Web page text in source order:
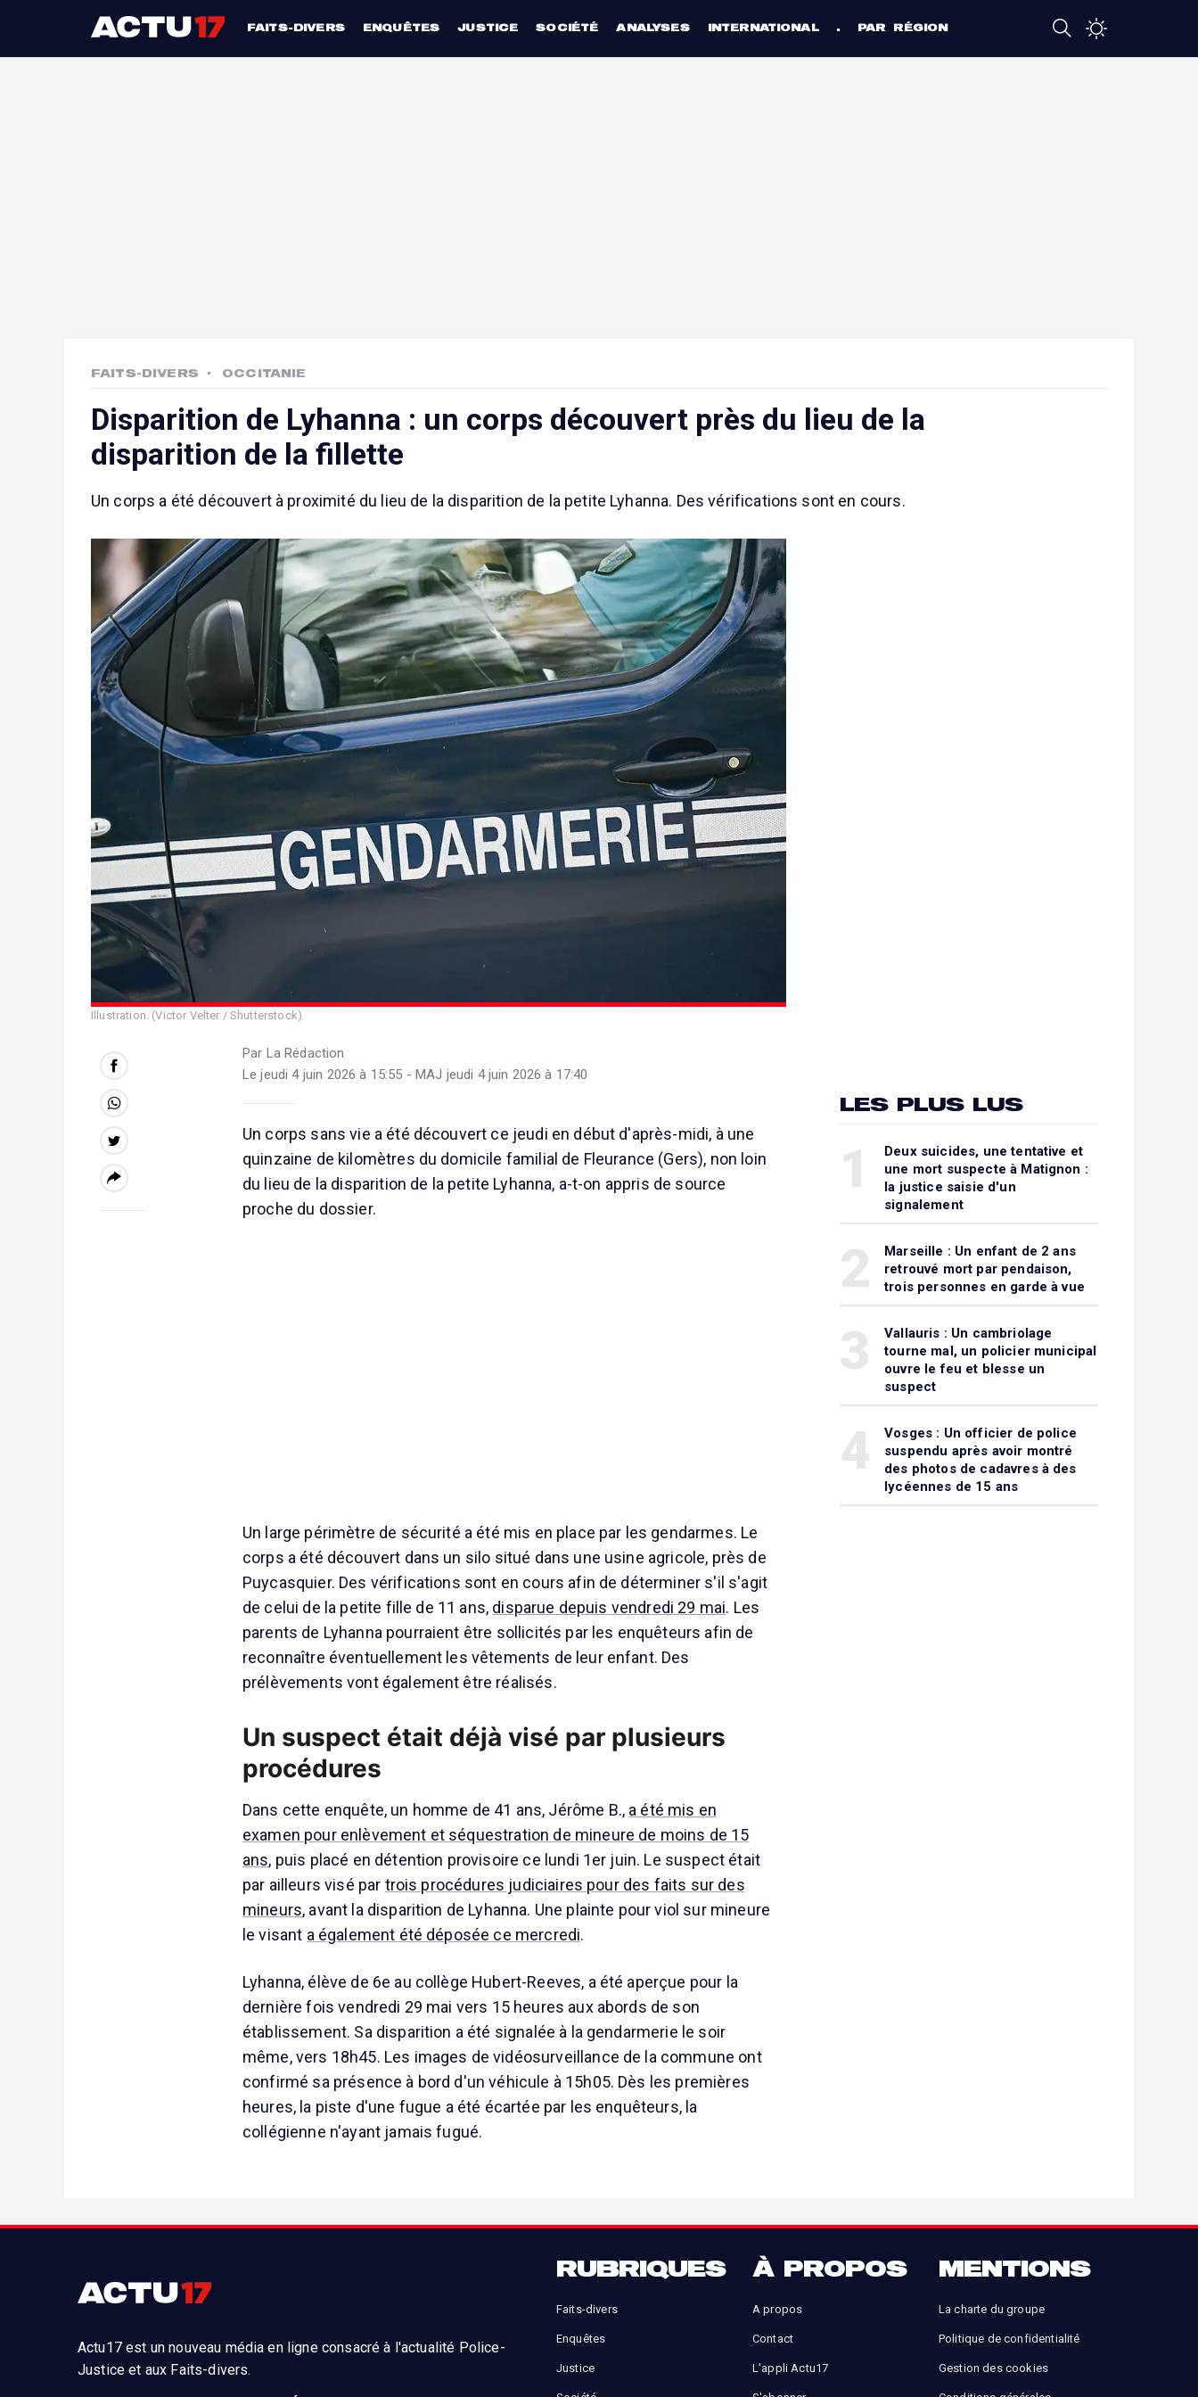
FAITS-DIVERS ENQUÊTES JUSTICE SOCIÉTÉ ANALYSES INTERNATIONAL PAR RÉGION
FAITS-DIVERS OCCITANIE
Disparition de Lyhanna : un corps découvert près du lieu de la
disparition de la fillette
Un corps a été découvert à proximité du lieu de la disparition de la petite Lyhanna. Des vérifications sont en cours.
Illustration. (Victor Velter / Shutterstock)
Par La Rédaction
Le jeudi 4 juin 2026 à 15:55 - MAJ jeudi 4 juin 2026 à 17:40
Un corps sans vie a été découvert ce jeudi en début d'après-midi, à une
quinzaine de kilomètres du domicile familial de Fleurance (Gers), non loin
du lieu de la disparition de la petite Lyhanna, a-t-on appris de source
proche du dossier.
Un large périmètre de sécurité a été mis en place par les gendarmes. Le
corps a été découvert dans un silo situé dans une usine agricole, près de
Puycasquier. Des vérifications sont en cours afin de déterminer s'il s'agit
de celui de la petite fille de 11 ans, disparue depuis vendredi 29 mai. Les
parents de Lyhanna pourraient être sollicités par les enquêteurs afin de
reconnaître éventuellement les vêtements de leur enfant. Des
prélèvements vont également être réalisés.
Un suspect était déjà visé par plusieurs
procédures
Dans cette enquête, un homme de 41 ans, Jérôme B., a été mis en
examen pour enlèvement et séquestration de mineure de moins de 15
ans, puis placé en détention provisoire ce lundi 1er juin. Le suspect était
par ailleurs visé par trois procédures judiciaires pour des faits sur des
mineurs, avant la disparition de Lyhanna. Une plainte pour viol sur mineure
le visant a également été déposée ce mercredi.
Lyhanna, élève de 6e au collège Hubert-Reeves, a été aperçue pour la
dernière fois vendredi 29 mai vers 15 heures aux abords de son
établissement. Sa disparition a été signalée à la gendarmerie le soir
même, vers 18h45. Les images de vidéosurveillance de la commune ont
confirmé sa présence à bord d'un véhicule à 15h05. Dès les premières
heures, la piste d'une fugue a été écartée par les enquêteurs, la
collégienne n'ayant jamais fugué.
LES PLUS LUS
Deux suicides, une tentative et
une mort suspecte à Matignon :
la justice saisie d'un
signalement
Marseille : Un enfant de 2 ans
retrouvé mort par pendaison,
trois personnes en garde à vue
Vallauris : Un cambriolage
tourne mal, un policier municipal
ouvre le feu et blesse un
suspect
Vosges : Un officier de police
suspendu après avoir montré
des photos de cadavres à des
lycéennes de 15 ans
Actu17 est un nouveau média en ligne consacré à l'actualité Police-
Justice et aux Faits-divers.
RUBRIQUES
Faits-divers
Enquêtes
Justice
À PROPOS
A propos
Contact
L'appli Actu17
MENTIONS
La charte du groupe
Politique de confidentialité
Gestion des cookies